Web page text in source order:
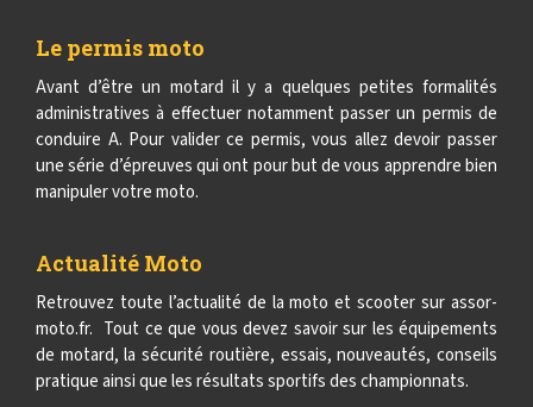
Le permis moto
Avant d’être un motard il y a quelques petites formalités
administratives à effectuer notamment passer un permis de
conduire A. Pour valider ce permis, vous allez devoir passer
une série d’épreuves qui ont pour but de vous apprendre bien
manipuler votre moto.
Actualité Moto
Retrouvez toute l’actualité de la moto et scooter sur assor-
moto.fr. Tout ce que vous devez savoir sur les équipements
de motard, la sécurité routière, essais, nouveautés, conseils
pratique ainsi que les résultats sportifs des championnats.